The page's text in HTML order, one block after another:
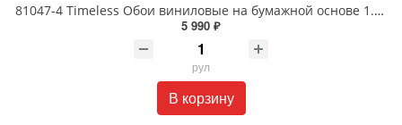
81047-4 Timeless Обои виниловые на бумажной основе 1.06*15.5
5 990 ₽
рул
В корзину